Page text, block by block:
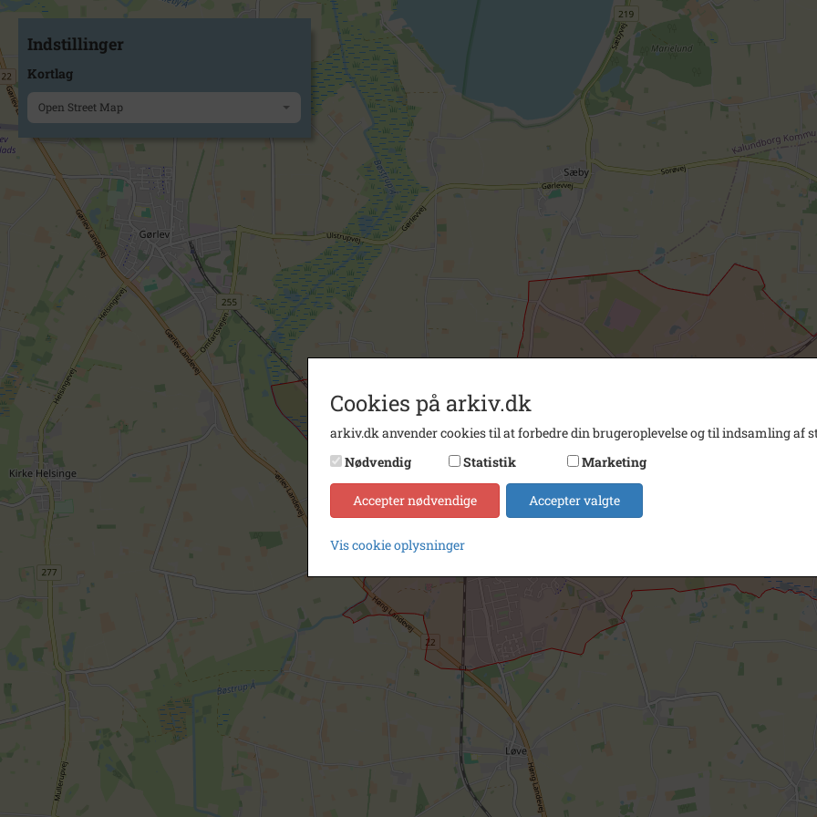
Indstillinger
Kortlag
Open Street Map
Cookies på arkiv.dk
arkiv.dk anvender cookies til at forbedre din brugeroplevelse og til indsamling af
Nødvendig
Statistik Marketing
Accepter nødvendige Accepter valgte
Vis cookie oplysninger